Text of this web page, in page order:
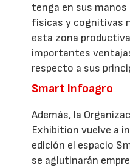
tenga en sus
físicas y cognitivas
esta zona
importantes
respecto a sus
Smart Infoagro
Además, la
Exhibition vuelve a
edición el espacio
se aglutinarán